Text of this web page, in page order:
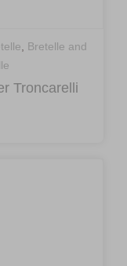
, Bretelle and
Troncarelli